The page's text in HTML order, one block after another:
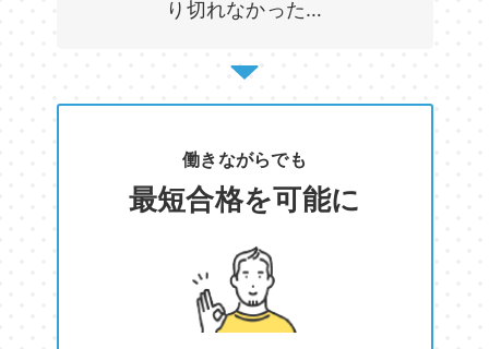
り切れなかった…
働きながらでも
最短合格を可能に